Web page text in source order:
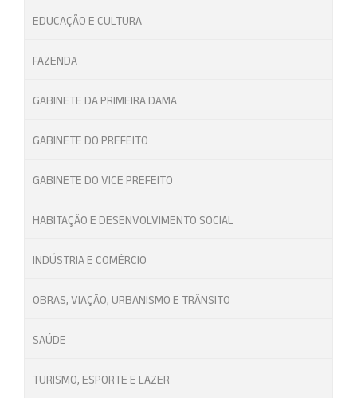
EDUCAÇÃO E CULTURA
FAZENDA
GABINETE DA PRIMEIRA DAMA
GABINETE DO PREFEITO
GABINETE DO VICE PREFEITO
HABITAÇÃO E DESENVOLVIMENTO SOCIAL
INDÚSTRIA E COMÉRCIO
OBRAS, VIAÇÃO, URBANISMO E TRÂNSITO
SAÚDE
TURISMO, ESPORTE E LAZER